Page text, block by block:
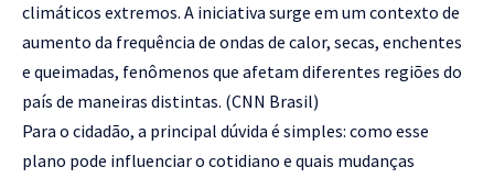
climáticos extremos. A iniciativa surge em um contexto de
aumento da frequência de ondas de calor, secas, enchentes
e queimadas, fenômenos que afetam diferentes regiões do
país de maneiras distintas. (CNN Brasil)
Para o cidadão, a principal dúvida é simples: como esse
plano pode influenciar o cotidiano e quais mudanças